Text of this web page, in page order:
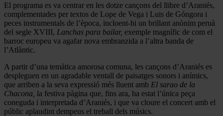
El programa es va centrar en les dotze cançons del llibre d’Araniés,
complementades per textos de Lope de Vega i Luis de Góngora i
peces instrumentals de l’època, incloent-hi un brillant anònim peruà
del segle XVIII, Lanchas para bailar, exemple magnífic de com el
barroc europeu va agafar nova embranzida a l’altra banda de
l’Atlàntic.
A partir d’una temàtica amorosa comuna, les cançons d’Araniés es
despleguen en un agradable ventall de paisatges sonors i anímics,
que arriben a la seva expressió més lluent amb El sarao de la
Chacona, la festiva pàgina que, fins ara, ha estat l’única peça
coneguda i interpretada d’Araniés, i que va cloure el concert amb el
públic aplaudint dempeus el treball dels músics.